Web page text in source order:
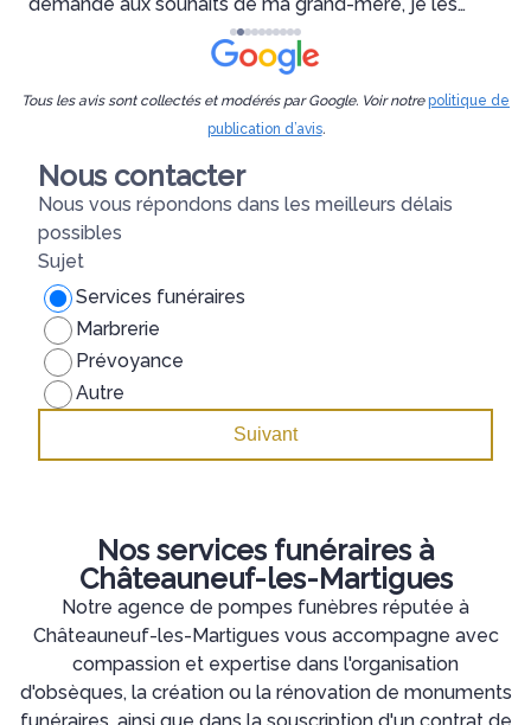
recommande vivement. encore un grand merci à
Nancy pour ce soutien🕊️❤️
Tous les avis sont collectés et modérés par Google. Voir notrepolitique de
publication d’avis.
Nous contacter
Nous vous répondons dans les meilleurs délais
possibles
Sujet
Services funéraires
Marbrerie
Prévoyance
Autre
Suivant
Nos services funéraires à
Châteauneuf-les-Martigues
Notre agence de pompes funèbres réputée à
Châteauneuf-les-Martigues vous accompagne avec
compassion et expertise dans l'organisation
d'obsèques, la création ou la rénovation de monuments